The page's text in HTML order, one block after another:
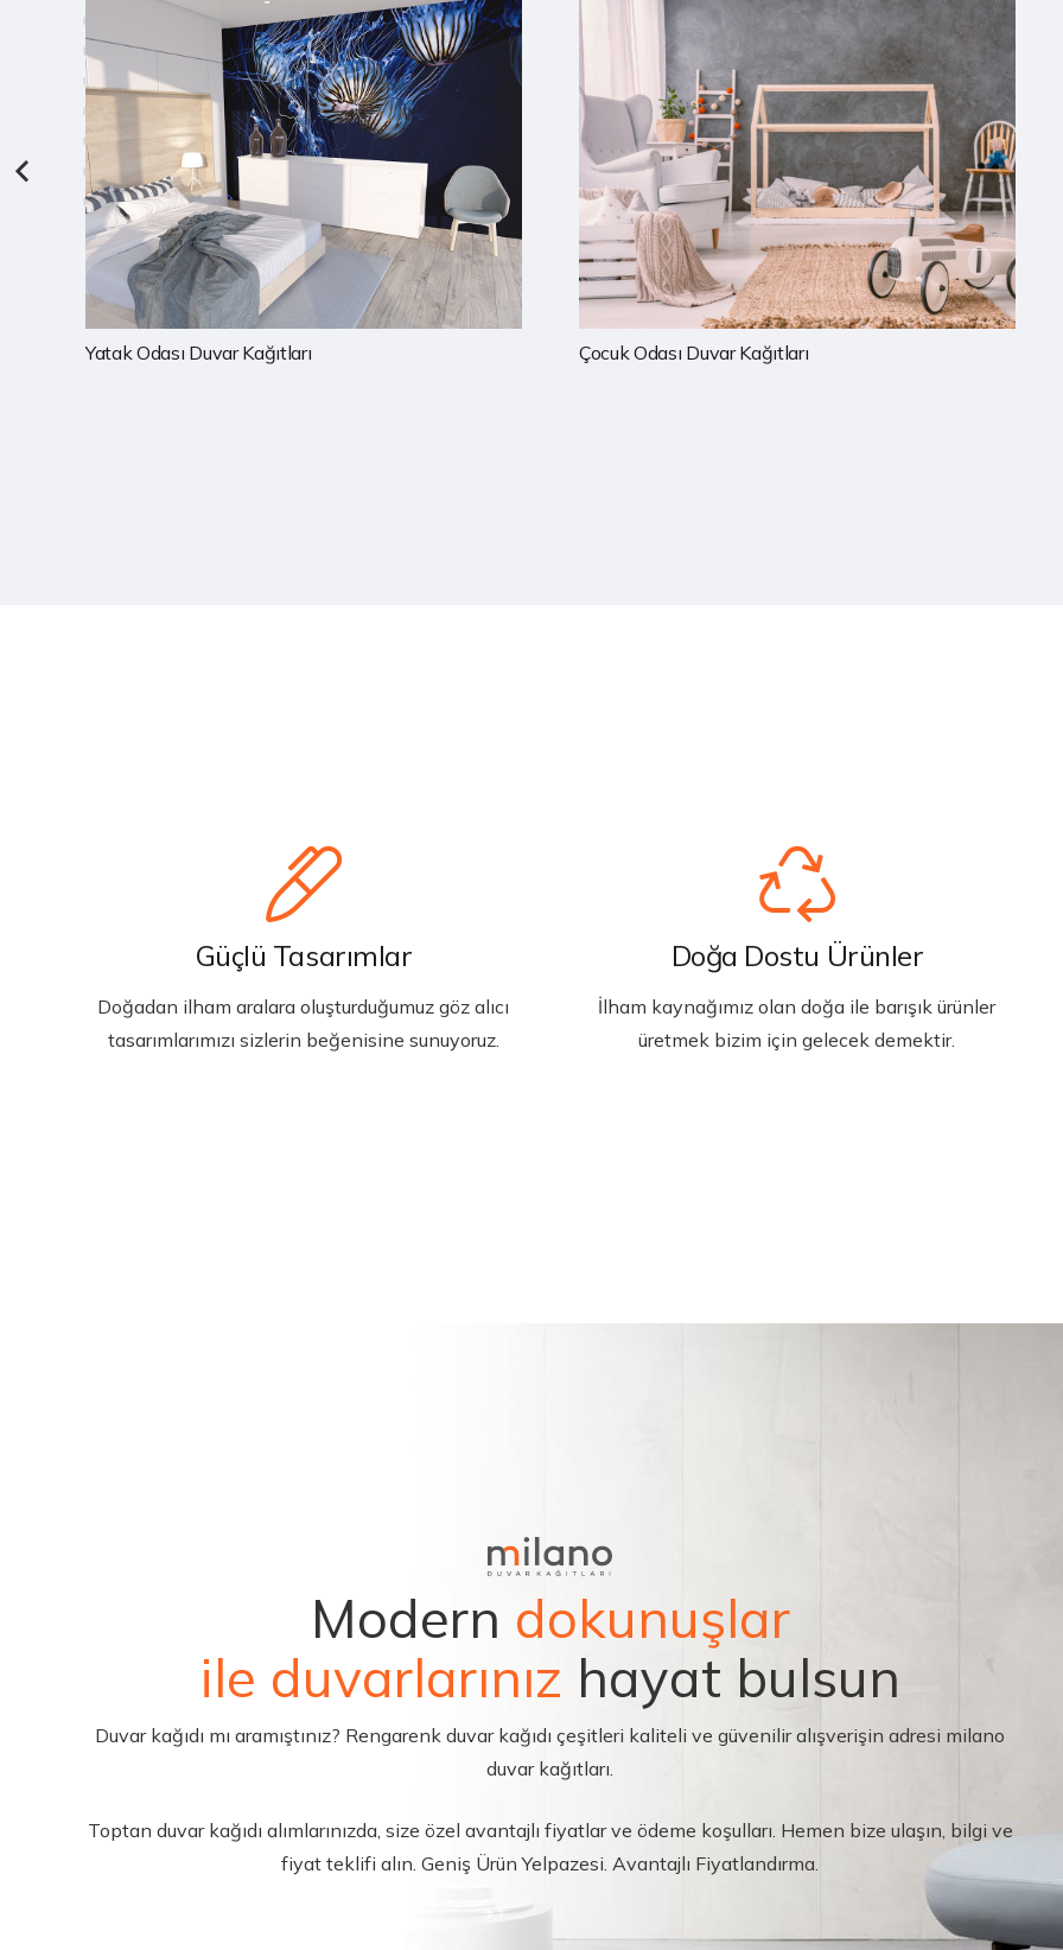
Çocuk Odası Duvar Kağıtları Mutfak Duvar Kağıtları
Güçlü Tasarımlar
Doğadan ilham aralara oluşturduğumuz göz alıcı
tasarımlarımızı sizlerin beğenisine sunuyoruz.
Doğa Dostu Ürünler
İlham kaynağımız olan doğa ile barışık ürünler
üretmek bizim için gelecek demektir.
Modern dokunuşlar
ile duvarlarınız hayat bulsun
Duvar kağıdı mı aramıştınız? Rengarenk duvar kağıdı çeşitleri kaliteli ve güvenilir alışverişin adresi milano
duvar kağıtları.
Toptan duvar kağıdı alımlarınızda, size özel avantajlı fiyatlar ve ödeme koşulları. Hemen bize ulaşın, bilgi ve
fiyat teklifi alın. Geniş Ürün Yelpazesi. Avantajlı Fiyatlandırma.